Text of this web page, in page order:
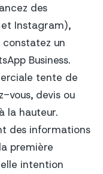
des
Instagram),
constatez un
Business.
tente de
vous, devis ou
la hauteur.
des informations
première
intention